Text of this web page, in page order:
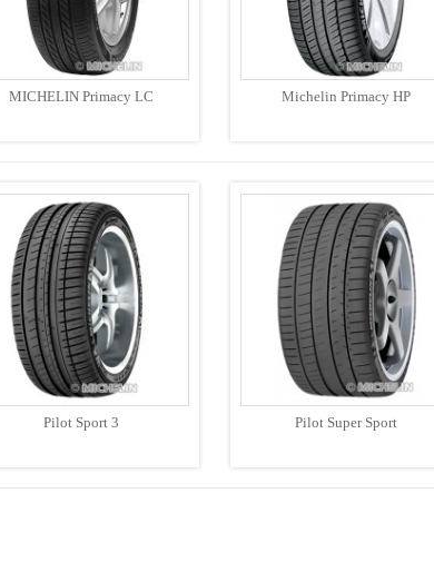
MICHELIN Primacy LC Michelin Primacy HP
Pilot Sport 3 Pilot Super Sport